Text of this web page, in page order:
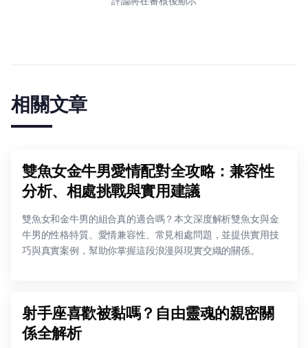
相關文章
雙魚女金牛男愛情配對全攻略：兼容性
分析、相處挑戰與實用建議
雙魚女和金牛男的組合真的適合嗎？本文深度解析雙魚女與金
牛男的性格特質、愛情兼容性、常見相處問題，並提供實用技
巧與真實案例，幫助你掌握這段浪漫與現實交織的關係。
射手座喜歡被黏嗎？自由靈魂的親密關
係全解析